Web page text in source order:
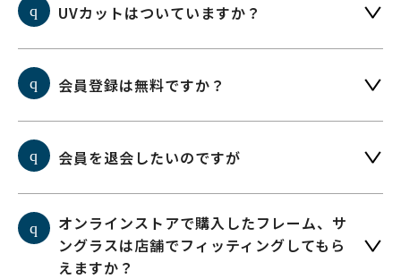
UVカットはついていますか？
会員登録は無料ですか？
会員を退会したいのですが
オンラインストアで購入したフレーム、サ
ングラスは店舗でフィッティングしてもら
えますか？